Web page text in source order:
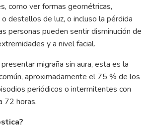
como ver formas geométricas,
destellos de luz, o incluso la pérdida
personas pueden sentir disminución de
y a nivel facial.
migraña sin aura, esta es la
aproximadamente el 75 % de los
periódicos o intermitentes con
72 horas.